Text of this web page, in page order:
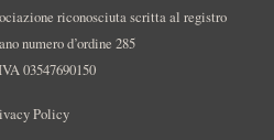
riconosciuta scritta al registro
numero d’ordine 285
03547690150
Policy